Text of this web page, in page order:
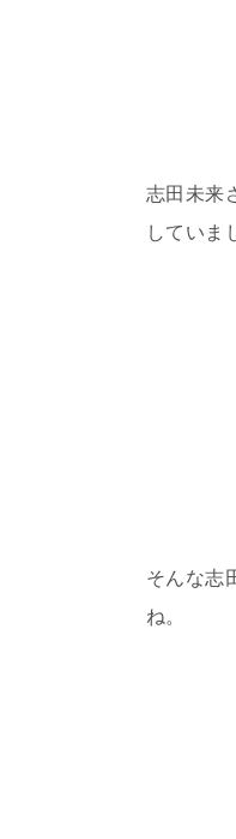
志田未来
していま
そんな志
ね。